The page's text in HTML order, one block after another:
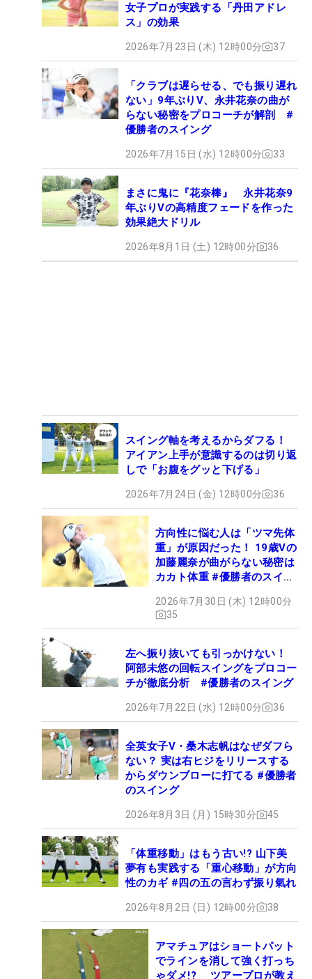
女子プロが実践する「丹田アドレ
ス」の効果
2026年7月23日 (木) 12時00分 37
「クラブは遅らせる、でも振り遅れ
ない」9年ぶりV、永井花奈の曲が
らない秘密をプロコーチが解剖 #
優勝者のスイング
2026年7月15日 (水) 12時00分 33
まさに鬼に『花奈棒』 永井花奈9
年ぶりVの高精度フェードを作った
効果絶大ドリル
2026年8月1日 (土) 12時00分 36
スイング軸を考えるからダフる！
アイアン上手が意識するのは切り返
しで「お腹をグッと下げる」
2026年7月24日 (金) 12時00分 36
方向性に悩む人は「ツマ先体
重」が原因だった！ 19歳Vの
加藤麗奈が曲がらない秘密は
カカト体重 #優勝者のスイン
2026年7月30日 (木) 12時00分
35
左へ振り抜いても引っかけない！
阿部未悠の回転スイングをプロコー
チが徹底分析 #優勝者のスイング
2026年7月22日 (水) 12時00分 36
全英女子V・桑木志帆はなぜダフら
ない？ 実は右ヒジをリリースする
からダウンブローに打てる #優勝者
のスイング
2026年8月3日 (月) 15時30分 45
「体重移動」はもう古い!? 山下美
夢有も実践する「重心移動」が方向
性のカギ #四の五の言わず振り氣れ
2026年8月2日 (日) 12時00分 38
アマチュアはショートパット
でラインを消して強く打っち
ゃダメ!? ツアープロが教え